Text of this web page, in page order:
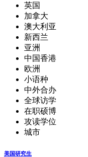
英国
加拿大
澳大利亚
新西兰
亚洲
中国香港
欧洲
小语种
中外合办
全球访学
在职硕博
攻读学位
城市
美国研究生